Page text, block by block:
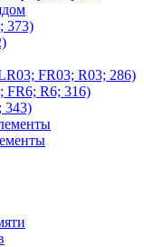
373)
FR03; R03; 286)
FR6; R6; 316)
343)